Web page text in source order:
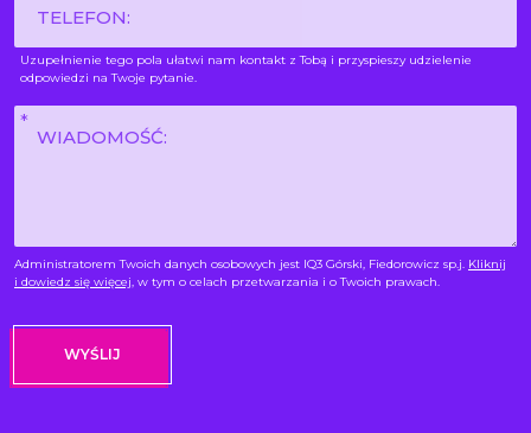
Uzupełnienie tego pola ułatwi nam kontakt z Tobą i przyspieszy udzielenie
odpowiedzi na Twoje pytanie.
Wiadomość
Administratorem Twoich danych osobowych jest IQ3 Górski, Fiedorowicz sp.j. Kliknij
i dowiedz się więcej, w tym o celach przetwarzania i o Twoich prawach.